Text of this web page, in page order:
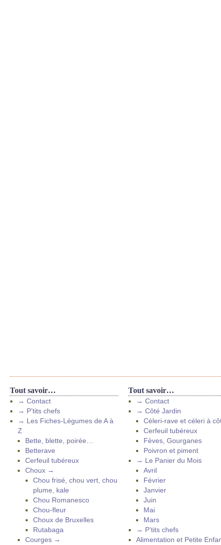
Tout savoir…
→ Contact
→ P’tits chefs
→ Les Fiches-Légumes de A à
Z
Bette, blette, poirée…
Betterave
Cerfeuil tubéreux
Choux →
Chou frisé, chou vert, chou
plume, kale
Chou Romanesco
Chou-fleur
Choux de Bruxelles
Rutabaga
Courges →
Tout savoir…
→ Contact
→ Côté Jardin
Céleri-rave et céleri à
Cerfeuil tubéreux
Fèves, Gourganes
Poivron et piment
→ Le Panier du Mois
Avril
Février
Janvier
Juin
Mai
Mars
→ P’tits chefs
Alimentation et Petite